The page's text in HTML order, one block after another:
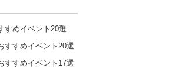
すめイベント20選
すすめイベント20選
すすめイベント17選